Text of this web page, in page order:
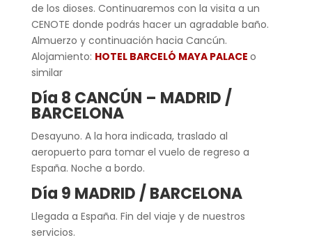
de los dioses. Continuaremos con la visita a un
CENOTE donde podrás hacer un agradable baño.
Almuerzo y continuación hacia Cancún.
Alojamiento: HOTEL BARCELÓ MAYA PALACE o
similar
Día 8 CANCÚN – MADRID /
BARCELONA
Desayuno. A la hora indicada, traslado al
aeropuerto para tomar el vuelo de regreso a
España. Noche a bordo.
Día 9 MADRID / BARCELONA
Llegada a España. Fin del viaje y de nuestros
servicios.